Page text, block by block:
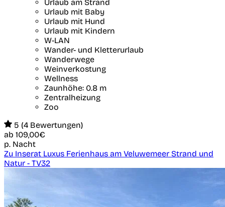
Urlaub am Strand
Urlaub mit Baby
Urlaub mit Hund
Urlaub mit Kindern
W-LAN
Wander- und Kletterurlaub
Wanderwege
Weinverkostung
Wellness
Zaunhöhe: 0.8 m
Zentralheizung
Zoo
5 (4 Bewertungen)
ab 109,00€
p. Nacht
Zu Inserat Luxus Ferienhaus am Veluwemeer Strand und
Natur - TV32